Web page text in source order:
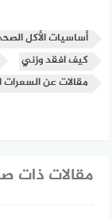
أساسيات الأكل
كيف افقد وزني
مقالات عن السعرات
مقالات ذات